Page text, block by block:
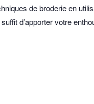
de broderie en
d’apporter votre